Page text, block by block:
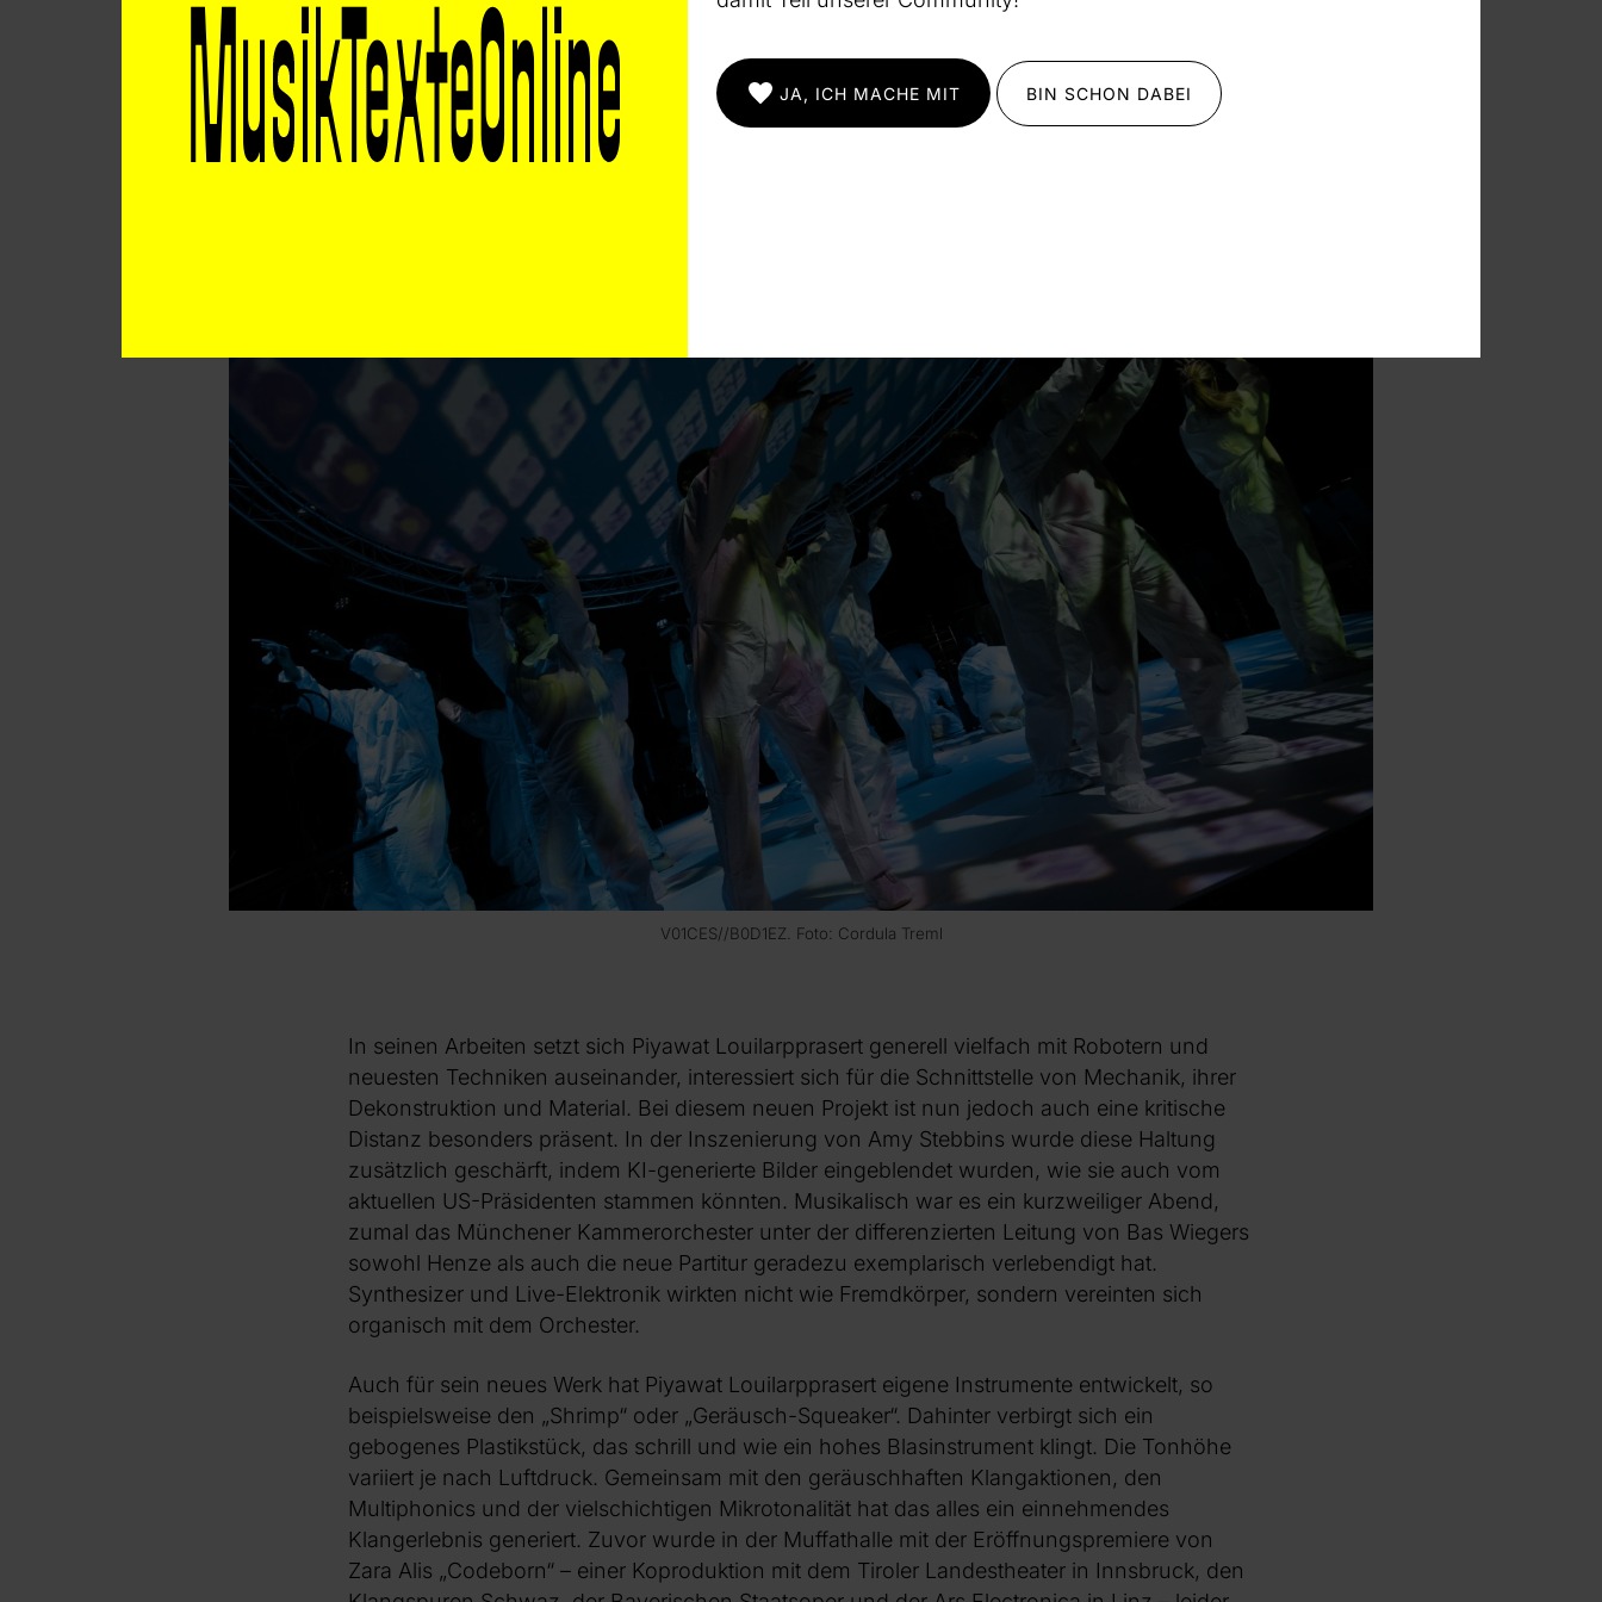
gewissermaßen dem sechsköpfigen Solist:innen-Ensemble auf. Da wurde interagiert,
vonseiten der Mensch-Maschine zusehends auch terrorisiert.
V01CES//B0­D1EZ. Foto: Cordula Treml
In seinen Arbeiten setzt sich Piyawat Louilarpprasert generell vielfach mit Robotern und
neuesten Techniken auseinander, interessiert sich für die Schnittstelle von Mechanik, ihrer
Dekonstruktion und Material. Bei diesem neuen Projekt ist nun jedoch auch eine kritische
Distanz besonders präsent. In der Inszenierung von Amy Stebbins wurde diese Haltung
zusätzlich geschärft, indem KI-generierte Bilder eingeblendet wurden, wie sie auch vom
aktuellen US-Präsidenten stammen könnten. Musikalisch war es ein kurzweiliger Abend,
zumal das Münchener Kammerorchester unter der differenzierten Leitung von Bas Wiegers
sowohl Henze als auch die neue Partitur geradezu exemplarisch verlebendigt hat.
Synthesizer und Live-Elektronik wirkten nicht wie Fremdkörper, sondern vereinten sich
organisch mit dem Orchester.
Auch für sein neues Werk hat Piyawat Louilarpprasert eigene Instrumente entwickelt, so
beispielsweise den „Shrimp“ oder „Geräusch-Squeaker“. Dahinter verbirgt sich ein
gebogenes Plastikstück, das schrill und wie ein hohes Blasinstrument klingt. Die Tonhöhe
variiert je nach Luftdruck. Gemeinsam mit den geräuschhaften Klangaktionen, den
Multiphonics und der vielschichtigen Mikrotonalität hat das alles ein einnehmendes
Klangerlebnis generiert. Zuvor wurde in der Muffathalle mit der Eröffnungspremiere von
Zara Alis „Codeborn“ – einer Koproduktion mit dem Tiroler Landestheater in Innsbruck, den
JA, ICH MACHE MIT BIN SCHON DABEI